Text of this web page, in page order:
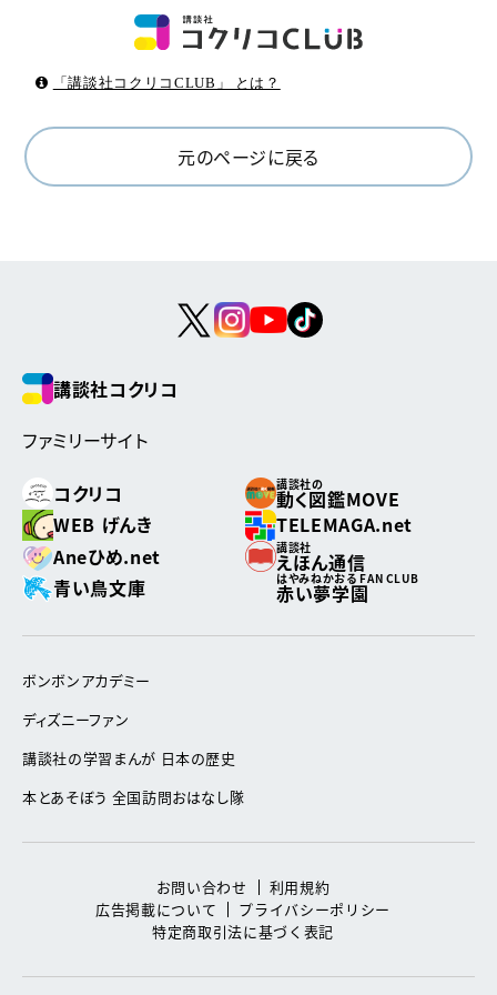
「講談社コクリコCLUB」 とは？
元のページに戻る
講談社コクリコ
ファミリーサイト
コクリコ
講談社の
動く図鑑MOVE
WEB げんき
TELEMAGA.net
Aneひめ.net
講談社
えほん通信
青い鳥文庫
はやみねかおる FAN CLUB
赤い夢学園
ボンボンアカデミー
ディズニーファン
講談社の学習まんが 日本の歴史
本とあそぼう 全国訪問おはなし隊
お問い合わせ
利用規約
広告掲載について
プライバシーポリシー
特定商取引法に基づく表記